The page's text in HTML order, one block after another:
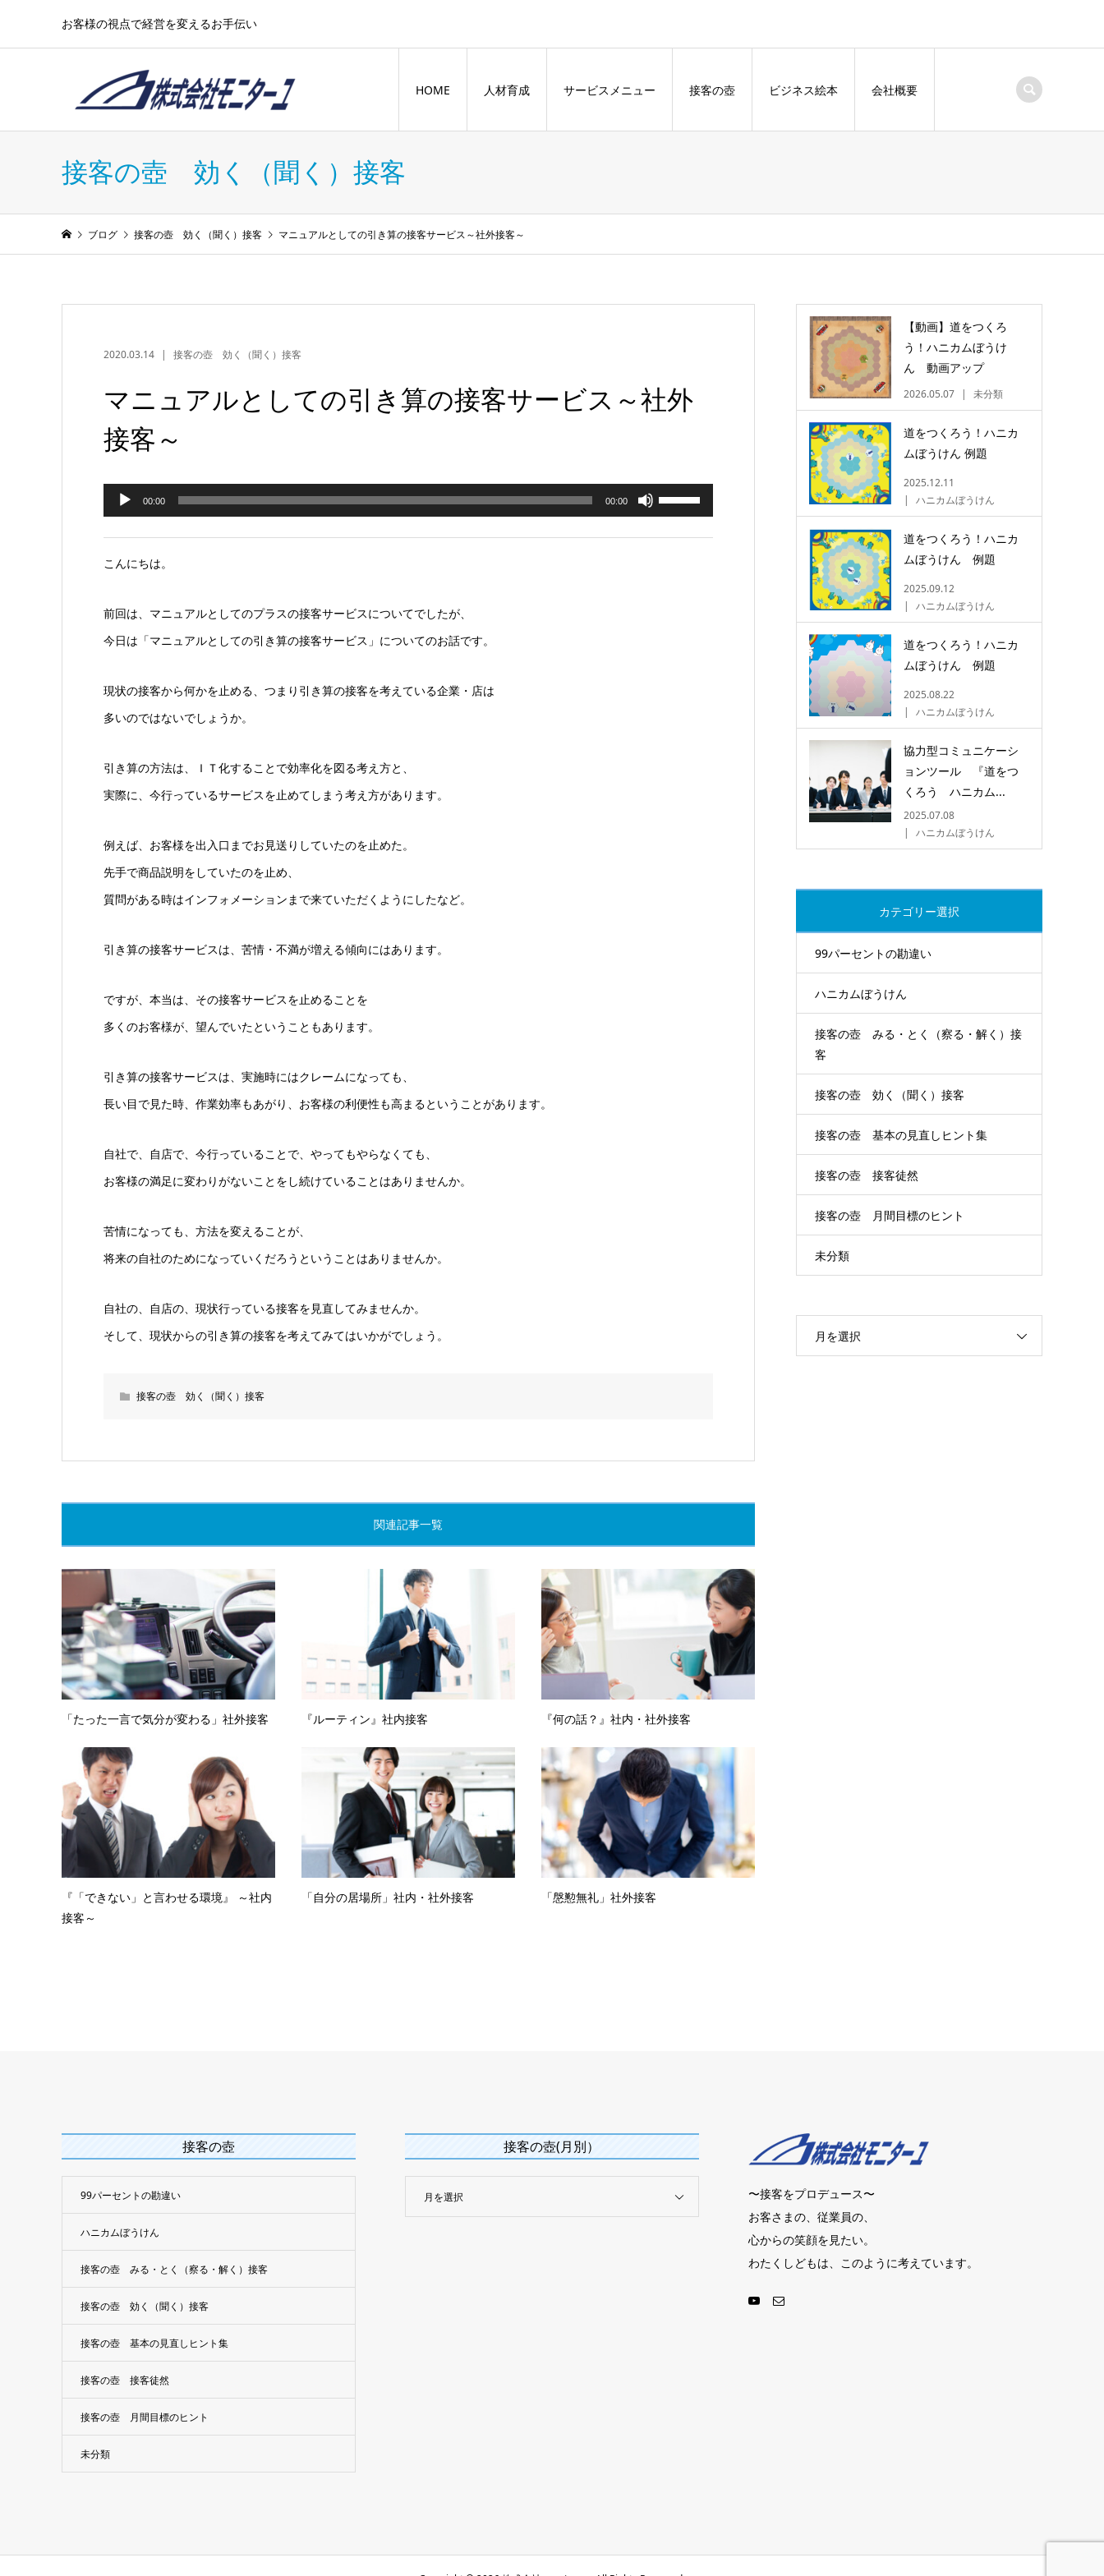
お客様の視点で経営を変えるお手伝い
HOME 人材育成 サービスメニュー 接客の壺 ビジネス絵本 会社概要
接客の壺 効く（聞く）接客
ブログ 接客の壺 効く（聞く）接客 マニュアルとしての引き算の接客サービス～社外接客～
2020.03.14 接客の壺 効く（聞く）接客
マニュアルとしての引き算の接客サービス～社外
接客～
ー
ヤ
00:00 00:00 ボ
こんにちは。
前回は、マニュアルとしてのプラスの接客サービスについてでしたが、
今日は「マニュアルとしての引き算の接客サービス」についてのお話です。
現状の接客から何かを止める、つまり引き算の接客を考えている企業・店は
多いのではないでしょうか。
引き算の方法は、ＩＴ化することで効率化を図る考え方と、
実際に、今行っているサービスを止めてしまう考え方があります。
例えば、お客様を出入口までお見送りしていたのを止めた。
先手で商品説明をしていたのを止め、
質問がある時はインフォメーションまで来ていただくようにしたなど。
引き算の接客サービスは、苦情・不満が増える傾向にはあります。
ですが、本当は、その接客サービスを止めることを
多くのお客様が、望んでいたということもあります。
引き算の接客サービスは、実施時にはクレームになっても、
長い目で見た時、作業効率もあがり、お客様の利便性も高まるということがあります。
自社で、自店で、今行っていることで、やってもやらなくても、
お客様の満足に変わりがないことをし続けていることはありませんか。
苦情になっても、方法を変えることが、
将来の自社のためになっていくだろうということはありませんか。
自社の、自店の、現状行っている接客を見直してみませんか。
そして、現状からの引き算の接客を考えてみてはいかがでしょう。
接客の壺 効く（聞く）接客
関連記事一覧
「たった一言で気分が変わる」社外接客 『ルーティン』社内接客 『何の話？』社内・社外接客
『「できない」と言わせる環境』 ～社内
接客～
「自分の居場所」社内・社外接客 「慇懃無礼」社外接客
【動画】道をつくろ
う！ハニカムぼうけ
ん 動画アップ
2026.05.07 未分類
道をつくろう！ハニカ
ムぼうけん 例題
2025.12.11
ハニカムぼうけん
道をつくろう！ハニカ
ムぼうけん 例題
2025.09.12
ハニカムぼうけん
道をつくろう！ハニカ
ムぼうけん 例題
2025.08.22
ハニカムぼうけん
協力型コミュニケーシ
ョンツール 『道をつ
くろう ハニカム...
2025.07.08
ハニカムぼうけん
カテゴリー選択
99パーセントの勘違い
ハニカムぼうけん
接客の壺 みる・とく（察る・解く）接
客
接客の壺 効く（聞く）接客
接客の壺 基本の見直しヒント集
接客の壺 接客徒然
接客の壺 月間目標のヒント
未分類
月を選択
接客の壺
99パーセントの勘違い
ハニカムぼうけん
接客の壺 みる・とく（察る・解く）接客
接客の壺 効く（聞く）接客
接客の壺 基本の見直しヒント集
接客の壺 接客徒然
接客の壺 月間目標のヒント
未分類
接客の壺(月別）
月を選択
〜接客をプロデュース〜
お客さまの、従業員の、
心からの笑顔を見たい。
わたくしどもは、このように考えています。